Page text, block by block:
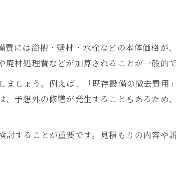
術
る見積もり術
させる技
計画方法
る進め方
には浴槽・壁材・水栓などの本体価格が
材処理費などが加算されることが一般的で
しょう。例えば、「既存設備の撤去費用
予想外の修繕が発生することもあるため
することが重要です。見積もりの内容や